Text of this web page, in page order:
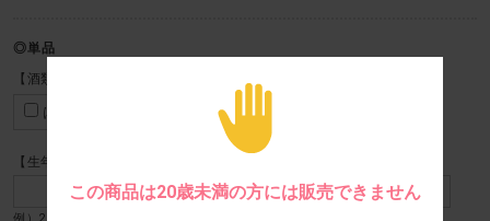
この商品は20歳未満の方には販売できません
単品
【酒類販売年齢確認 私は20歳以上です】
はい
【生年月日】